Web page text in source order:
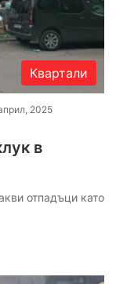
Квартали
2025
в
отпадъци като